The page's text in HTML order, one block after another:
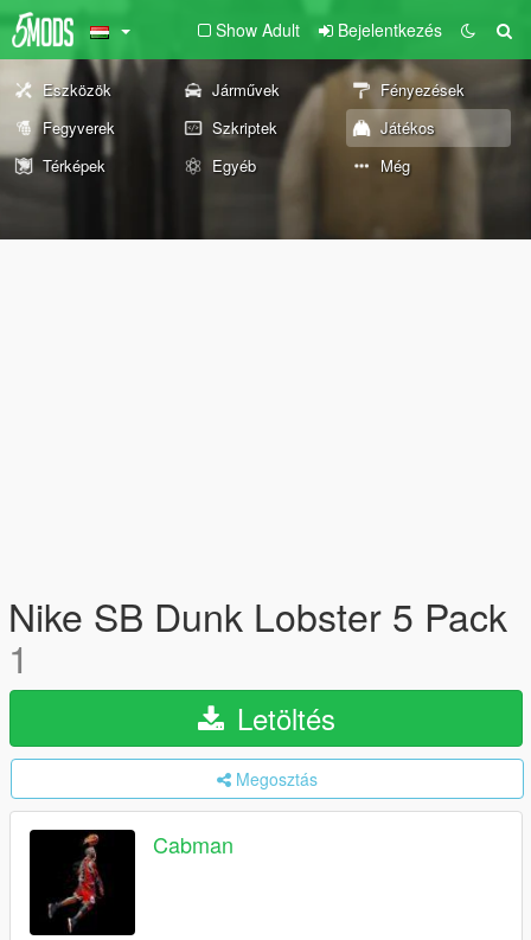
Show Adult Bejelentkezés
Eszközök Járművek
Fényezések
Fegyverek
Szkriptek
Játékos
Térképek
Egyéb Még
Nike SB Dunk Lobster 5 Pack
1
Letöltés
Megosztás
Cabman